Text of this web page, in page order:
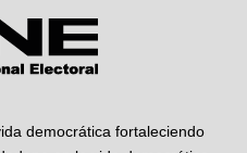
democrática fortaleciendo